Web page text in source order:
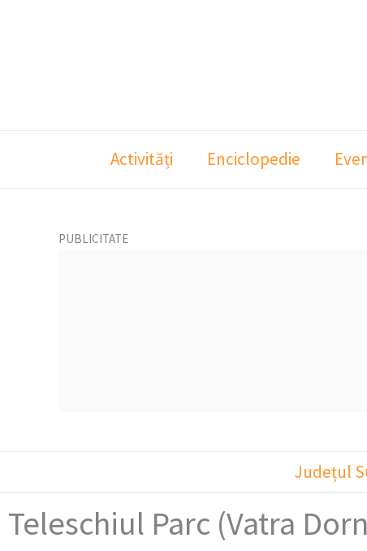
Activități Enciclopedie
PUBLICITATE
Județul
Teleschiul Parc (Vatra